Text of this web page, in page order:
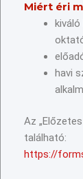
Miért éri
havi
Az
található:
https://